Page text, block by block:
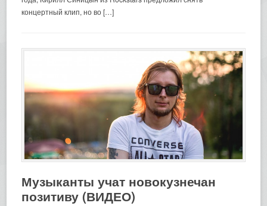
концертный клип, но во […]
Музыканты учат новокузнечан
позитиву (ВИДЕО)